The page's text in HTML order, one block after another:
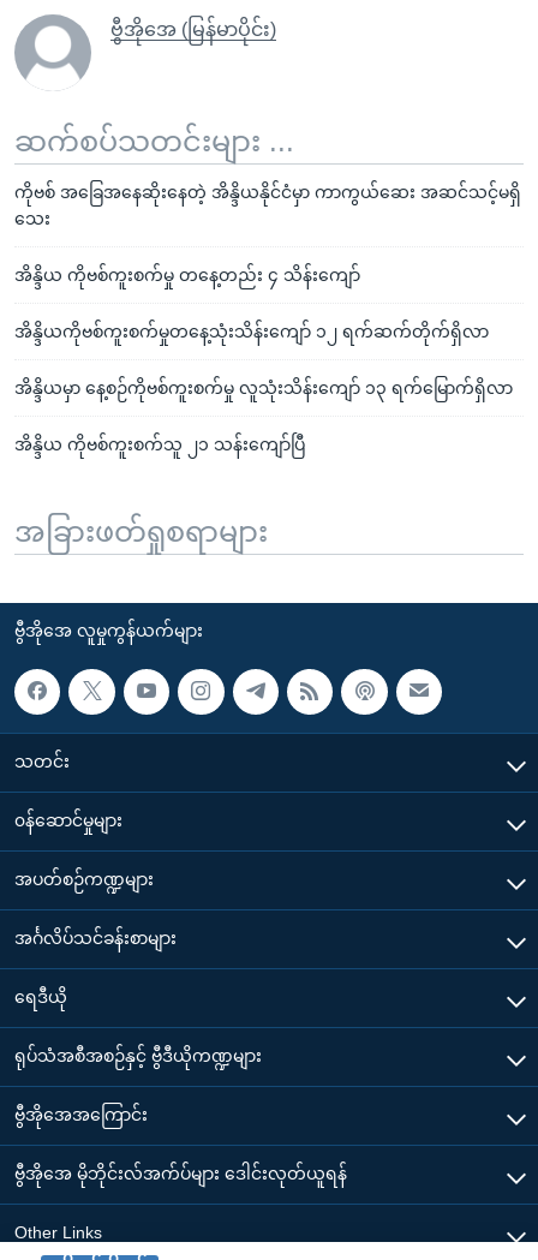
ဗွီအိုအေ (မြန်မာပိုင်း)
ဆက်စပ်သတင်းများ ...
ကိုဗစ် အခြေအနေဆိုးနေတဲ့ အိန္ဒိယနိုင်ငံမှာ ကာကွယ်ဆေး အဆင်သင့်မရှိ
သေး
အိန္ဒိယ ကိုဗစ်ကူးစက်မှု တနေ့တည်း ၄ သိန်းကျော်
အိန္ဒိယကိုဗစ်ကူးစက်မှုတနေ့သုံးသိန်းကျော် ၁၂ ရက်ဆက်တိုက်ရှိလာ
အိန္ဒိယမှာ နေ့စဉ်ကိုဗစ်ကူးစက်မှု လူသုံးသိန်းကျော် ၁၃ ရက်မြောက်ရှိလာ
အိန္ဒိယ ကိုဗစ်ကူးစက်သူ ၂၁ သန်းကျော်ပြီ
အခြားဖတ်ရှုစရာများ
ဗွီအိုအေ လူမှုကွန်ယက်များ
သတင်း
၀န်ဆောင်မှုများ
အပတ်စဉ်ကဏ္ဍများ
အင်္ဂလိပ်သင်ခန်းစာများ
ရေဒီယို
ရုပ်သံအစီအစဉ်နှင့် ဗွီဒီယိုကဏ္ဍများ
ဗွီအိုအေအကြောင်း
ဗွီအိုအေ မိုဘိုင်းလ်အက်ပ်များ ဒေါင်းလုတ်ယူရန်
Other Links